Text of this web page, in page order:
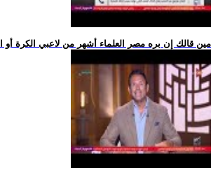
.. مين قالك إن بره مصر العلماء أشهر من لاعبي الكرة أو